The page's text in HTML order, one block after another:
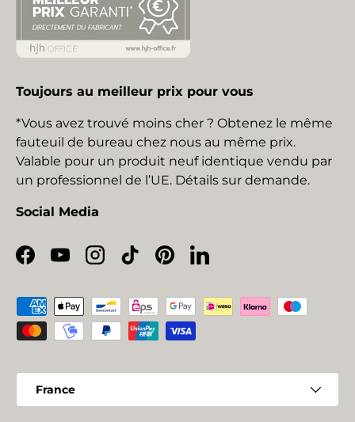
Toujours au meilleur prix pour vous
*Vous avez trouvé moins cher ? Obtenez le même
fauteuil de bureau chez nous au même prix.
Valable pour un produit neuf identique vendu par
un professionnel de l’UE. Détails sur demande.
Social Media
Facebook
YouTubeInstagram
TikTokPinterestLinkedIn
Moyens de paiement acceptés
France